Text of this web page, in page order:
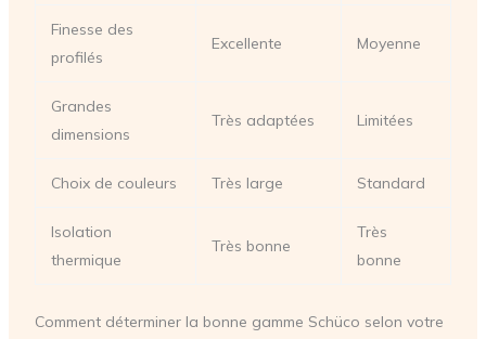
Finesse des
profilés
Excellente Moyenne
Grandes
dimensions
Très adaptées Limitées
Choix de couleurs Très large Standard
Isolation
thermique
Très bonne
Très
bonne
Comment déterminer la bonne gamme Schüco selon votre